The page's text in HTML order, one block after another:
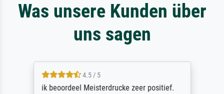
Was unsere Kunden über
uns sagen
4.5 / 5
ik beoordeel Meisterdrucke zeer positief.